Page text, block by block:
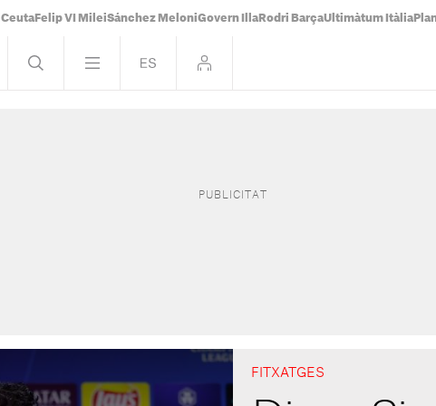
Ceuta Felip VI MileiSánchez MeloniGovern Illa Rodri BarçaUltimàtum Itàlia
FITXATGES